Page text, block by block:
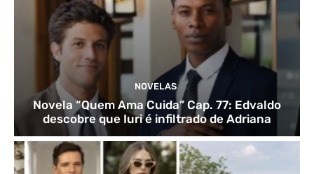
NOVELAS
Novela “Quem Ama Cuida” Cap. 77: Edvaldo
descobre que Iuri é infiltrado de Adriana